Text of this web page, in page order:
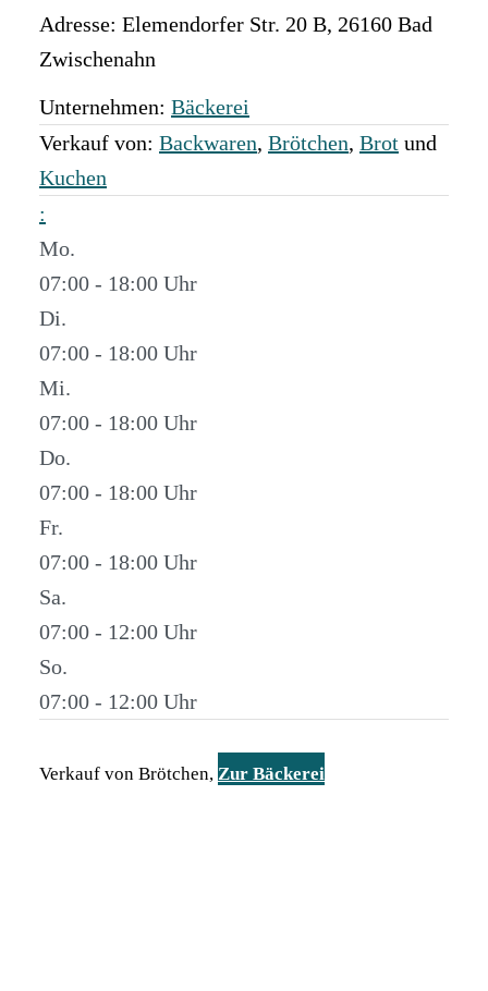
Adresse: Elemendorfer Str. 20 B, 26160 Bad
Zwischenahn
Unternehmen: Bäckerei
Verkauf von: Backwaren, Brötchen, Brot und
Kuchen
:
Mo.
07:00 - 18:00
Di.
07:00 - 18:00
Mi.
07:00 - 18:00
Do.
07:00 - 18:00
Fr.
07:00 - 18:00
Sa.
07:00 - 12:00
So.
07:00 - 12:00
Verkauf von Brötchen, Zur Bäckerei